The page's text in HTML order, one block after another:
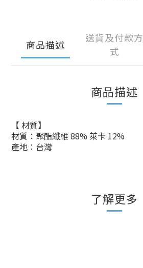
商品描述
送貨及付款方
式
商品描述
【 材質】
材質：聚酯纖維 88% 萊卡 12%
產地：台灣
了解更多